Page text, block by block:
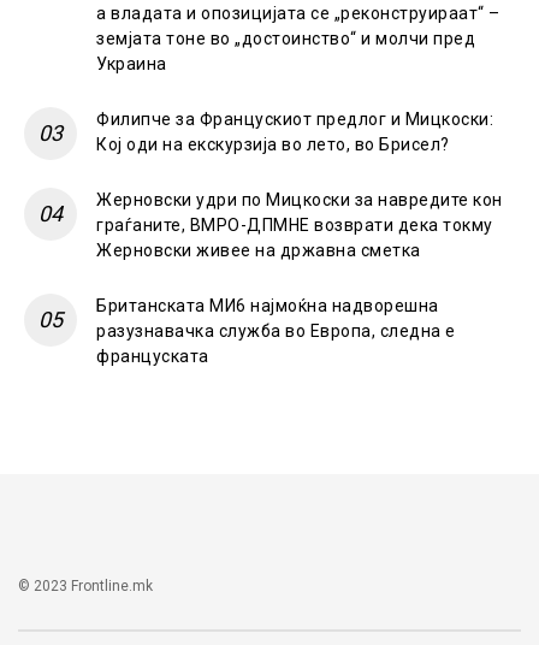
а владата и опозицијата се „реконструираат“ –
земјата тоне во „достоинство“ и молчи пред
Украина
Филипче за Францускиот предлог и Мицкоски:
Кој оди на екскурзија во лето, во Брисел?
Жерновски удри по Мицкоски за навредите кон
граѓаните, ВМРО-ДПМНЕ возврати дека токму
Жерновски живее на државна сметка
Британската МИ6 најмоќна надворешна
разузнавачка служба во Европа, следна е
француската
© 2023 Frontline.mk